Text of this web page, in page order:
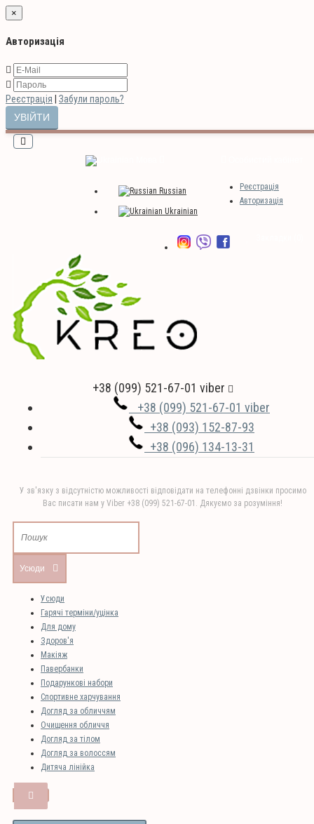
×
Авторизація
Реєстрація Забули пароль?
Реєстрація
Авторизація
Russian
Ukrainian
+38 (099) 521-67-01 viber
+38 (099) 521-67-01 viber
+38 (093) 152-87-93
+38 (096) 134-13-31
У зв'язку з відсутністю можливості відповідати на телефонні дзвінки просимо
Вас писати нам у Viber +38 (099) 521-67-01. Дякуємо за розуміння!
Усюди
Усюди
Гарячі терміни/уцінка
Для дому
Здоров'я
Макіяж
Павербанки
Подарункові набори
Спортивне харчування
Догляд за обличчям
Очищення обличчя
Догляд за тілом
Догляд за волоссям
Дитяча лінійка